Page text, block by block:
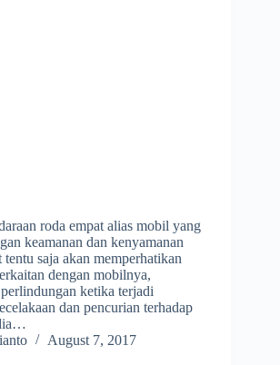
roda empat alias mobil yang
keamanan dan kenyamanan
saja akan memperhatikan
dengan mobilnya,
ketika terjadi
dan pencurian terhadap
August 7, 2017